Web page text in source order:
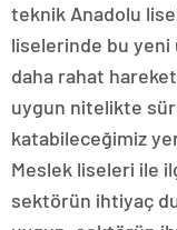
teknik Anadolu
liselerinde bu
daha rahat
uygun nitelikte
katabileceğimiz
Meslek liseleri ile
sektörün ihtiyaç